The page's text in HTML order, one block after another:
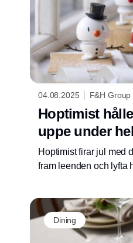
04.08.2025 F&H Group
Hoptimist
uppe under
Hoptimist firar jul med
fram leenden och lyfta
Dining